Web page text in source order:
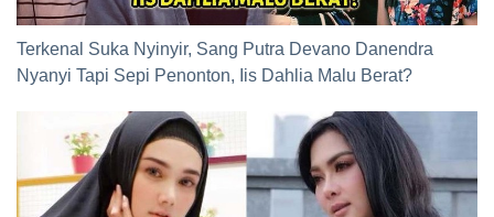
Terkenal Suka Nyinyir, Sang Putra Devano Danendra
Nyanyi Tapi Sepi Penonton, Iis Dahlia Malu Berat?